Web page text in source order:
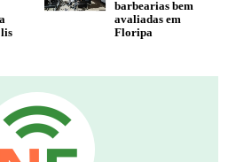
barbearias bem
avaliadas em
Floripa